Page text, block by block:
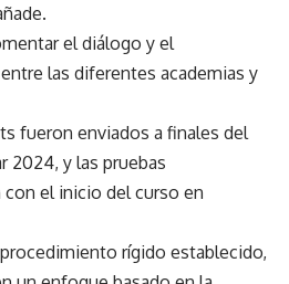
el diálogo y el
las diferentes academias y
fueron enviados a finales del
2024, y las pruebas
el inicio del curso en
rígido establecido,